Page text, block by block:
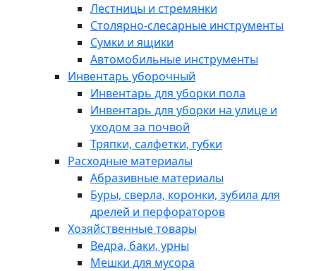
Лестницы и стремянки
Столярно-слесарные инструменты
Сумки и ящики
Автомобильные инструменты
Инвентарь уборочный
Инвентарь для уборки пола
Инвентарь для уборки на улице и
уходом за почвой
Тряпки, салфетки, губки
Расходные материалы
Абразивные материалы
Буры, сверла, коронки, зубила для
дрелей и перфораторов
Хозяйственные товары
Ведра, баки, урны
Мешки для мусора